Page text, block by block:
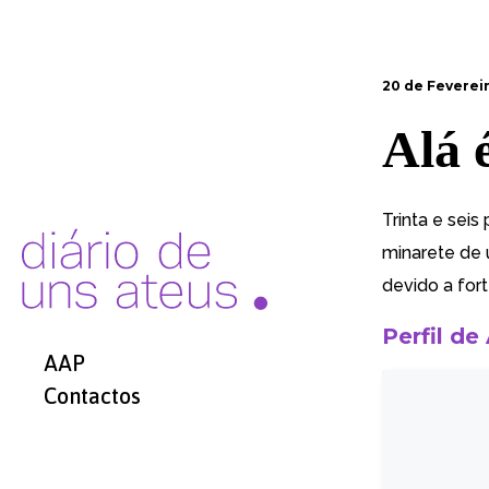
AAP
Contactos
20 de
Alá
Trinta e seis
minarete de
devido a
Perfil de